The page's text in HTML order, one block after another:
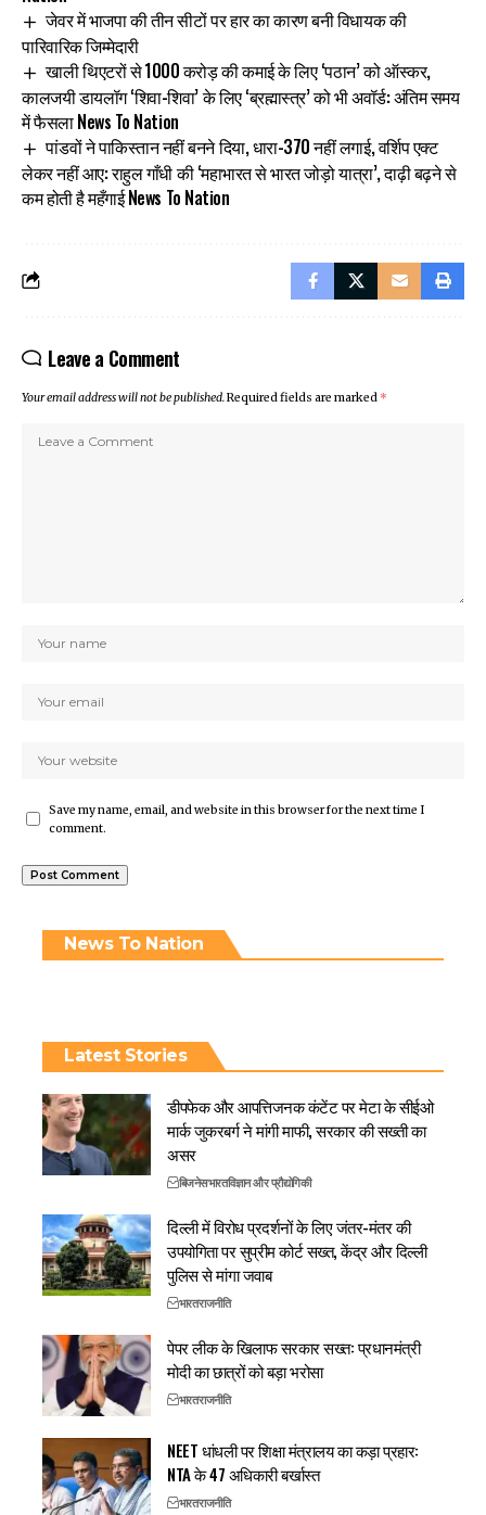
जेवर में भाजपा की तीन सीटों पर हार का कारण बनी विधायक की
पारिवारिक जिम्मेदारी
खाली थिएटरों से ₹1000 करोड़ की कमाई के लिए ‘पठान’ को ऑस्कर,
कालजयी डायलॉग ‘शिवा-शिवा’ के लिए ‘ब्रह्मास्त्र’ को भी अवॉर्ड: अंतिम समय
में फैसला News To Nation
पांडवों ने पाकिस्तान नहीं बनने दिया, धारा-370 नहीं लगाई, वर्शिप एक्ट
लेकर नहीं आए: राहुल गाँधी की ‘महाभारत से भारत जोड़ो यात्रा’, दाढ़ी बढ़ने से
कम होती है महँगाई News To Nation
Leave a Comment
Your email address will not be published.Required fields are marked *
Save my name, email, and website in this browser for the next time I
comment.
News To Nation
Latest Stories
डीपफेक और आपत्तिजनक कंटेंट पर मेटा के सीईओ
मार्क जुकरबर्ग ने मांगी माफी, सरकार की सख्ती का
असर
बिजनेसभारतविज्ञान और प्रौद्योगिकी
दिल्ली में विरोध प्रदर्शनों के लिए जंतर-मंतर की
उपयोगिता पर सुप्रीम कोर्ट सख्त, केंद्र और दिल्ली
पुलिस से मांगा जवाब
भारतराजनीति
पेपर लीक के खिलाफ सरकार सख्त: प्रधानमंत्री
मोदी का छात्रों को बड़ा भरोसा
भारतराजनीति
NEET धांधली पर शिक्षा मंत्रालय का कड़ा प्रहार:
NTA के 47 अधिकारी बर्खास्त
भारतराजनीति